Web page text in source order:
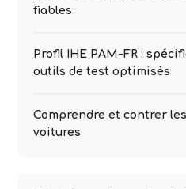
fiables
Profil IHE PAM-FR :
outils de test optimisés
Comprendre et contrer
voitures